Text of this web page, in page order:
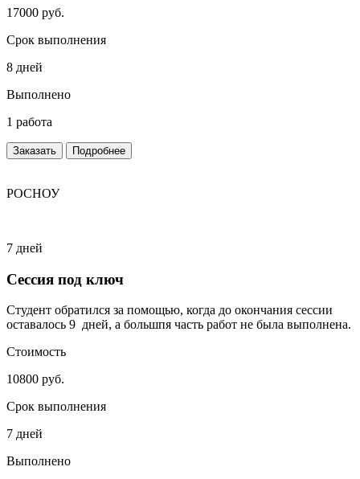
17000 руб.
Срок выполнения
8 дней
Выполнено
1 работа
Заказать Подробнее
РОСНОУ
7 дней
Сессия под ключ
Студент обратился за помощью, когда до окончания сессии
оставалось 9 дней, а большпя часть работ не была выполнена.
Стоимость
10800 руб.
Срок выполнения
7 дней
Выполнено